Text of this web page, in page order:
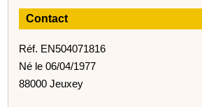
Contact
Réf. EN504071816
Né le 06/04/1977
88000 Jeuxey